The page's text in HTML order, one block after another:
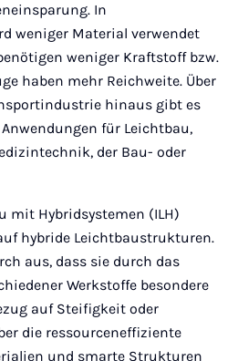
In
weniger Material verwendet
weniger Kraftstoff bzw.
haben mehr Reichweite. Über
hinaus gibt es
für Leichtbau,
der Bau- oder
mit Hybridsystemen (ILH)
hybride Leichtbaustrukturen.
aus, dass sie durch das
Werkstoffe besondere
auf Steifigkeit oder
die ressourceneffiziente
und smarte Strukturen